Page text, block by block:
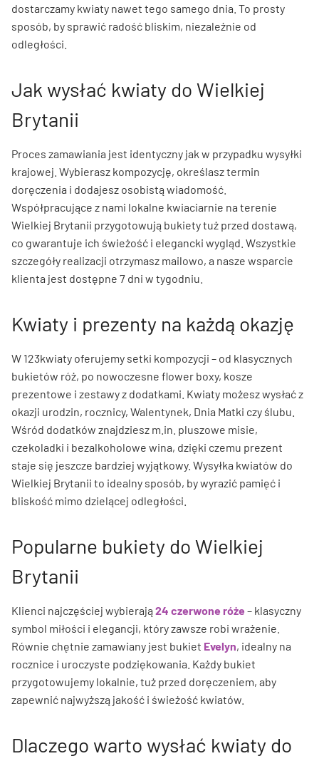
dostarczamy kwiaty nawet tego samego dnia. To prosty
sposób, by sprawić radość bliskim, niezależnie od
odległości.
Jak wysłać kwiaty do Wielkiej
Brytanii
Proces zamawiania jest identyczny jak w przypadku wysyłki
krajowej. Wybierasz kompozycję, określasz termin
doręczenia i dodajesz osobistą wiadomość.
Współpracujące z nami lokalne kwiaciarnie na terenie
Wielkiej Brytanii przygotowują bukiety tuż przed dostawą,
co gwarantuje ich świeżość i elegancki wygląd. Wszystkie
szczegóły realizacji otrzymasz mailowo, a nasze wsparcie
klienta jest dostępne 7 dni w tygodniu.
Kwiaty i prezenty na każdą okazję
W 123kwiaty oferujemy setki kompozycji – od klasycznych
bukietów róż, po nowoczesne flower boxy, kosze
prezentowe i zestawy z dodatkami. Kwiaty możesz wysłać z
okazji urodzin, rocznicy, Walentynek, Dnia Matki czy ślubu.
Wśród dodatków znajdziesz m.in. pluszowe misie,
czekoladki i bezalkoholowe wina, dzięki czemu prezent
staje się jeszcze bardziej wyjątkowy. Wysyłka kwiatów do
Wielkiej Brytanii to idealny sposób, by wyrazić pamięć i
bliskość mimo dzielącej odległości.
Popularne bukiety do Wielkiej
Brytanii
Klienci najczęściej wybierają 24 czerwone róże – klasyczny
symbol miłości i elegancji, który zawsze robi wrażenie.
Równie chętnie zamawiany jest bukiet Evelyn, idealny na
rocznice i uroczyste podziękowania. Każdy bukiet
przygotowujemy lokalnie, tuż przed doręczeniem, aby
zapewnić najwyższą jakość i świeżość kwiatów.
Dlaczego warto wysłać kwiaty do